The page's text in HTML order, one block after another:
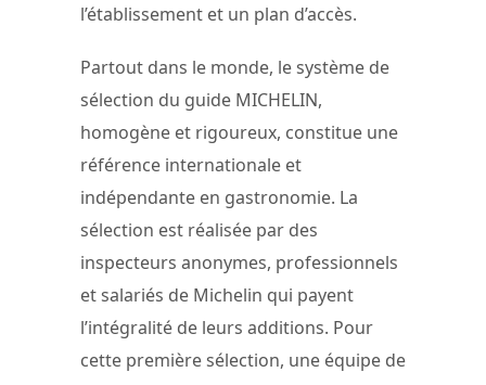
l’établissement et un plan d’accès.
Partout dans le monde, le système de
sélection du guide MICHELIN,
homogène et rigoureux, constitue une
référence internationale et
indépendante en gastronomie. La
sélection est réalisée par des
inspecteurs anonymes, professionnels
et salariés de Michelin qui payent
l’intégralité de leurs additions. Pour
cette première sélection, une équipe de